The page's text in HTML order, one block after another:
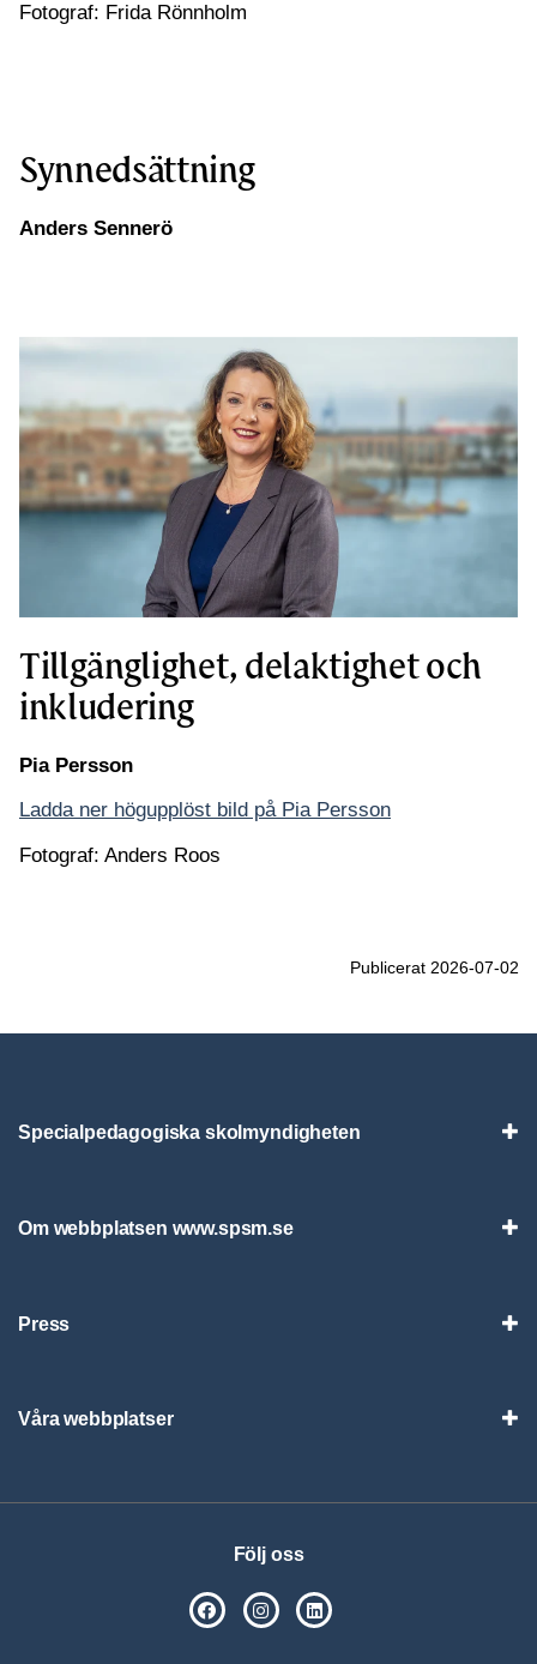
Fotograf: Frida Rönnholm
Synnedsättning
Anders Sennerö
Tillgänglighet, delaktighet och
inkludering
Pia Persson
Ladda ner högupplöst bild på Pia Persson
Fotograf: Anders Roos
Publicerat 2026-07-02
Specialpedagogiska skolmyndigheten
Om webbplatsen www.spsm.se
Press
Våra webbplatser
Följ oss
SPSM på Facebook
SPSM på Instagram